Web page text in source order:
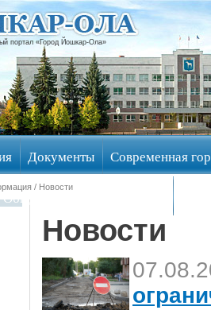
портал «Город Йошкар-Ола»
Документы Современная
Общественные обсуждения
/ Новости
Новости